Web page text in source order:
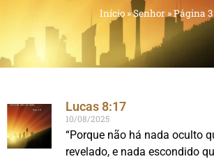
Início »Senhor»Página 3
Lucas 8:17
10/08/2025
“Porque não há nada oculto
revelado, e nada escondido